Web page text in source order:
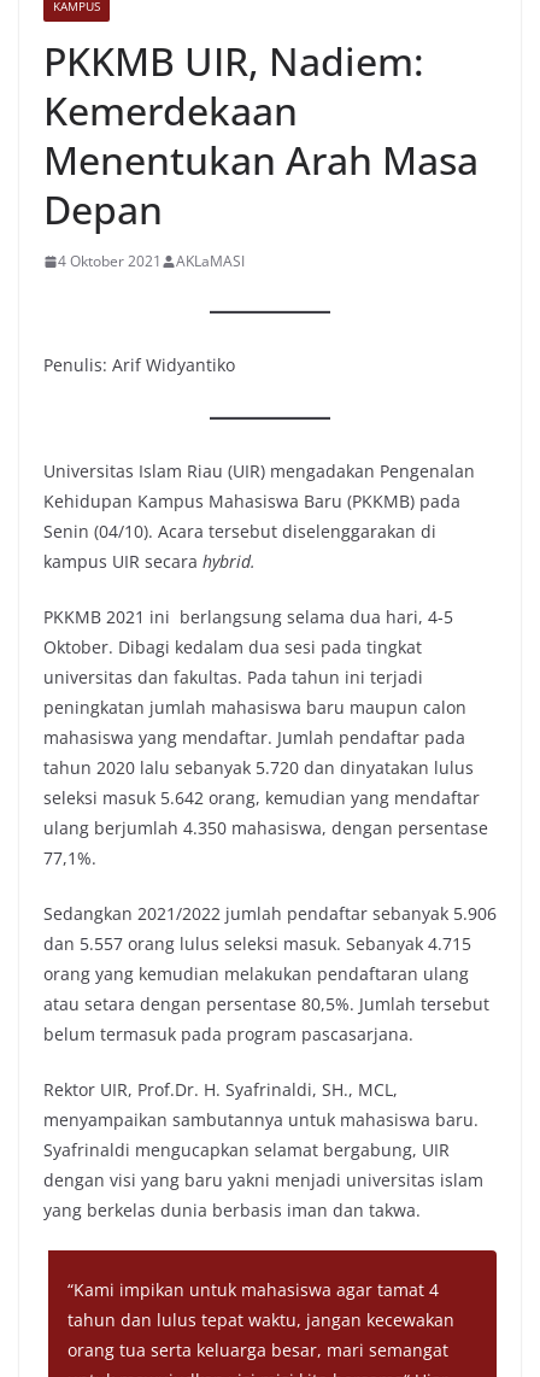
KAMPUS
PKKMB UIR, Nadiem:
Kemerdekaan
Menentukan Arah Masa
Depan
4 Oktober 2021 AKLaMASI
Penulis: Arif Widyantiko
Universitas Islam Riau (UIR) mengadakan Pengenalan
Kehidupan Kampus Mahasiswa Baru (PKKMB) pada
Senin (04/10). Acara tersebut diselenggarakan di
kampus UIR secara hybrid.
PKKMB 2021 ini berlangsung selama dua hari, 4-5
Oktober. Dibagi kedalam dua sesi pada tingkat
universitas dan fakultas. Pada tahun ini terjadi
peningkatan jumlah mahasiswa baru maupun calon
mahasiswa yang mendaftar. Jumlah pendaftar pada
tahun 2020 lalu sebanyak 5.720 dan dinyatakan lulus
seleksi masuk 5.642 orang, kemudian yang mendaftar
ulang berjumlah 4.350 mahasiswa, dengan persentase
77,1%.
Sedangkan 2021/2022 jumlah pendaftar sebanyak 5.906
dan 5.557 orang lulus seleksi masuk. Sebanyak 4.715
orang yang kemudian melakukan pendaftaran ulang
atau setara dengan persentase 80,5%. Jumlah tersebut
belum termasuk pada program pascasarjana.
Rektor UIR, Prof.Dr. H. Syafrinaldi, SH., MCL,
menyampaikan sambutannya untuk mahasiswa baru.
Syafrinaldi mengucapkan selamat bergabung, UIR
dengan visi yang baru yakni menjadi universitas islam
yang berkelas dunia berbasis iman dan takwa.
“Kami impikan untuk mahasiswa agar tamat 4
tahun dan lulus tepat waktu, jangan kecewakan
orang tua serta keluarga besar, mari semangat